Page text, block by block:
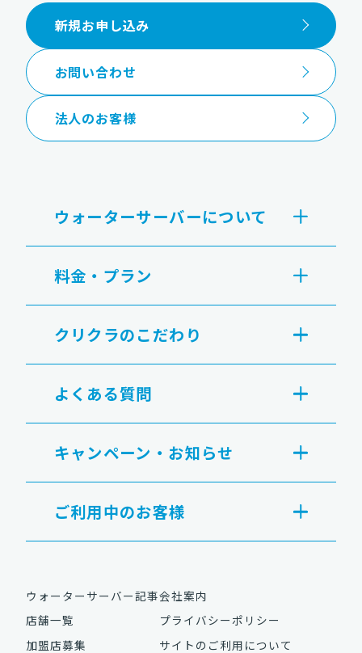
新規お申し込み
お問い合わせ
法人のお客様
ウォーターサーバーについて
料金・プラン
クリクラのこだわり
よくある質問
キャンペーン・お知らせ
ご利用中のお客様
ウォーターサーバー記事
店舗一覧
加盟店募集
会社案内
プライバシーポリシー
サイトのご利用について